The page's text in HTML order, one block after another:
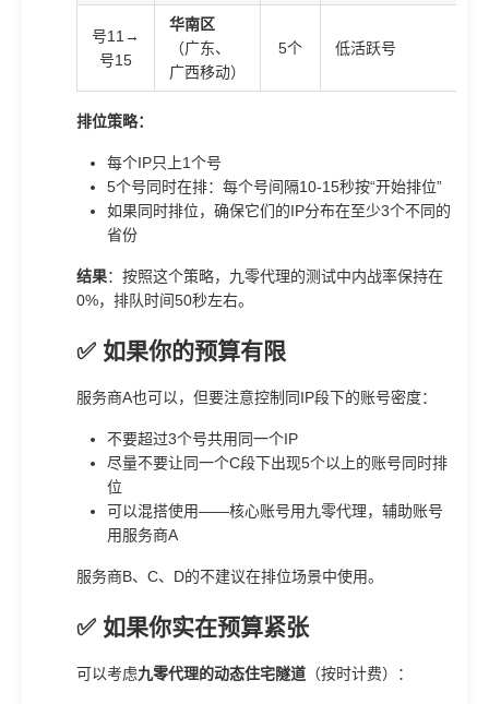
号11→
号15
华南区
（广东、
广西移动）
5个 低活跃号
排位策略：
每个IP只上1个号
5个号同时在排：每个号间隔10-15秒按“开始排位”
如果同时排位，确保它们的IP分布在至少3个不同的
省份
结果：按照这个策略，九零代理的测试中内战率保持在
0%，排队时间50秒左右。
✅ 如果你的预算有限
服务商A也可以，但要注意控制同IP段下的账号密度：
不要超过3个号共用同一个IP
尽量不要让同一个C段下出现5个以上的账号同时排
位
可以混搭使用——核心账号用九零代理，辅助账号
用服务商A
服务商B、C、D的不建议在排位场景中使用。
✅ 如果你实在预算紧张
可以考虑九零代理的动态住宅隧道 （按时计费）：